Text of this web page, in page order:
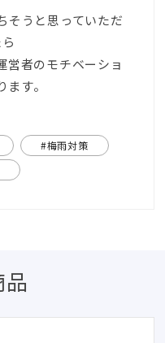
そうと思っていただ
営者のモチベーショ
す。
#梅雨対策